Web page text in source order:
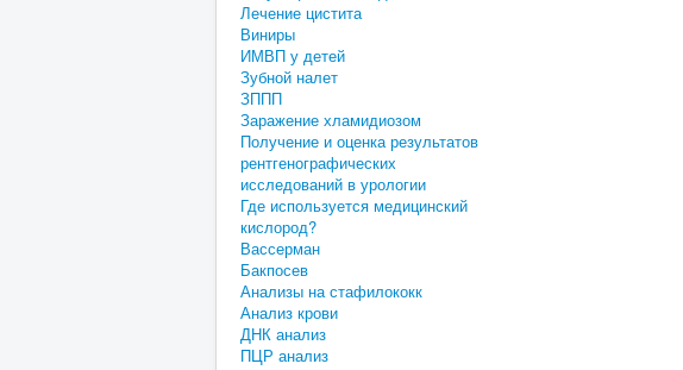
Лечение цистита
Виниры
ИМВП у детей
Зубной налет
ЗППП
Заражение хламидиозом
Получение и оценка результатов
рентгенографических
исследований в урологии
Где используется медицинский
кислород?
Вассерман
Бакпосев
Анализы на стафилококк
Анализ крови
ДНК анализ
ПЦР анализ